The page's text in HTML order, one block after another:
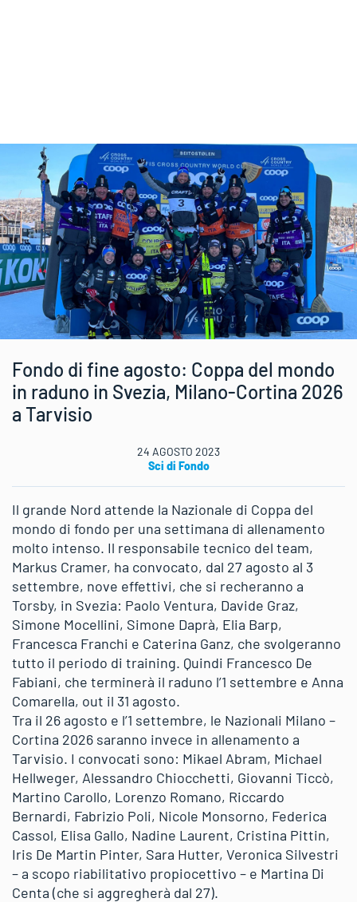
Fondo di fine agosto: Coppa del mondo
in raduno in Svezia, Milano-Cortina 2026
a Tarvisio
24 AGOSTO 2023
Sci di Fondo
Il grande Nord attende la Nazionale di Coppa del
mondo di fondo per una settimana di allenamento
molto intenso. Il responsabile tecnico del team,
Markus Cramer, ha convocato, dal 27 agosto al 3
settembre, nove effettivi, che si recheranno a
Torsby, in Svezia: Paolo Ventura, Davide Graz,
Simone Mocellini, Simone Daprà, Elia Barp,
Francesca Franchi e Caterina Ganz, che svolgeranno
tutto il periodo di training. Quindi Francesco De
Fabiani, che terminerà il raduno l’1 settembre e Anna
Comarella, out il 31 agosto.
Tra il 26 agosto e l’1 settembre, le Nazionali Milano –
Cortina 2026 saranno invece in allenamento a
Tarvisio. I convocati sono: Mikael Abram, Michael
Hellweger, Alessandro Chiocchetti, Giovanni Ticcò,
Martino Carollo, Lorenzo Romano, Riccardo
Bernardi, Fabrizio Poli, Nicole Monsorno, Federica
Cassol, Elisa Gallo, Nadine Laurent, Cristina Pittin,
Iris De Martin Pinter, Sara Hutter, Veronica Silvestri
– a scopo riabilitativo propiocettivo – e Martina Di
Centa (che si aggregherà dal 27).